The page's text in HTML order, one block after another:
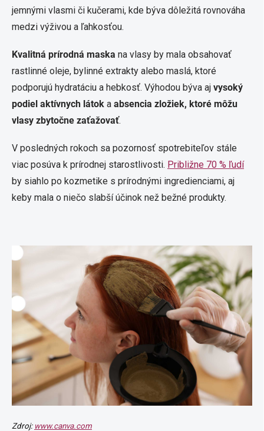
jemnými vlasmi či kučerami, kde býva dôležitá rovnováha
medzi výživou a ľahkosťou.
Kvalitná prírodná maska na vlasy by mala obsahovať
rastlinné oleje, bylinné extrakty alebo maslá, ktoré
podporujú hydratáciu a hebkosť. Výhodou býva aj vysoký
podiel aktívnych látok a absencia zložiek, ktoré môžu
vlasy zbytočne zaťažovať.
V posledných rokoch sa pozornosť spotrebiteľov stále
viac posúva k prírodnej starostlivosti. Približne 70 % ľudí
by siahlo po kozmetike s prírodnými ingredienciami, aj
keby mala o niečo slabší účinok než bežné produkty.
Zdroj: www.canva.com